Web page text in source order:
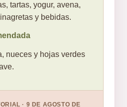
tartas, yogur, avena,
y bebidas.
nueces y hojas verdes
· 9 DE AGOSTO DE